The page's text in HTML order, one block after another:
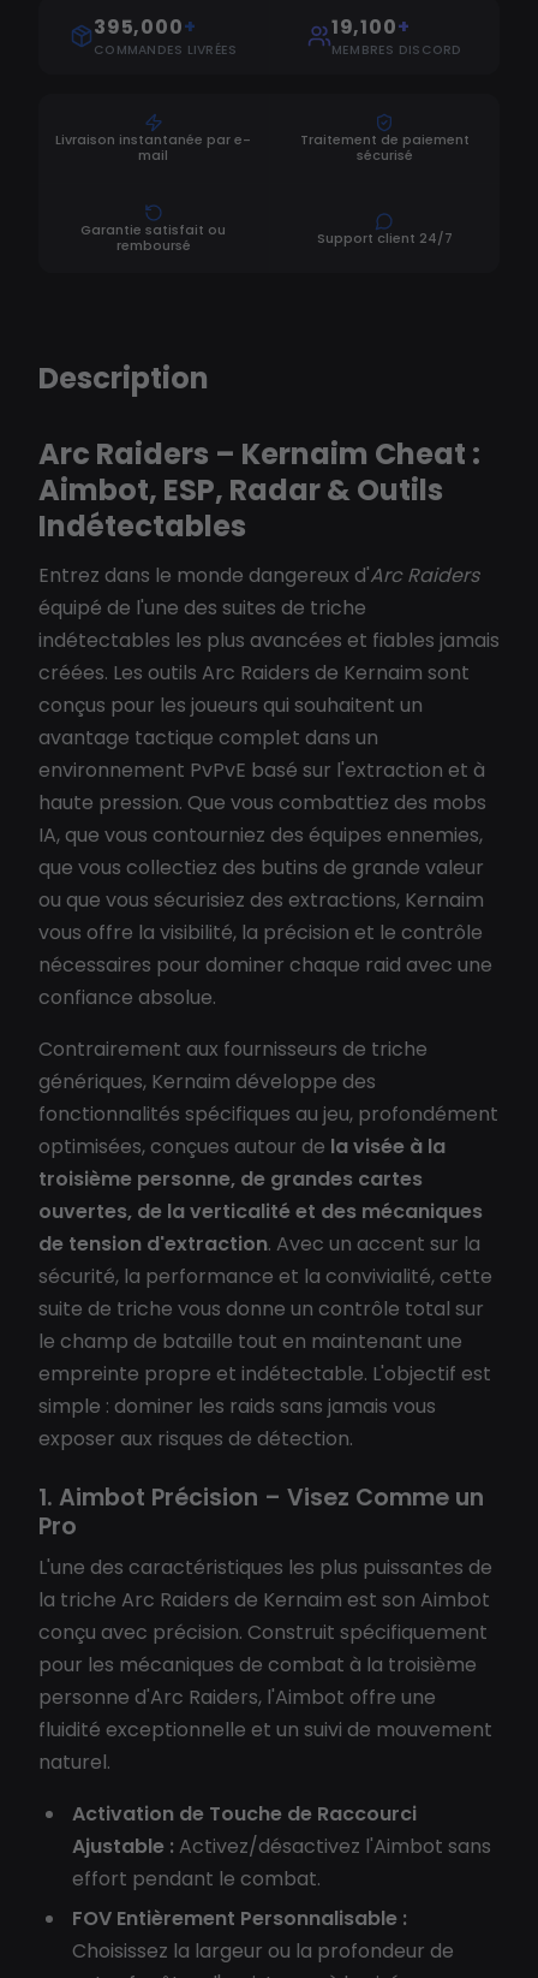
395,000+
COMMANDES LIVRÉES
19,100+
MEMBRES DISCORD
Livraison instantanée par e-
mail
Traitement de paiement
sécurisé
Garantie satisfait ou
remboursé
Support client 24/7
Description
Arc Raiders – Kernaim Cheat :
Aimbot, ESP, Radar & Outils
Indétectables
Entrez dans le monde dangereux d'Arc Raiders
équipé de l'une des suites de triche
indétectables les plus avancées et fiables jamais
créées. Les outils Arc Raiders de Kernaim sont
conçus pour les joueurs qui souhaitent un
avantage tactique complet dans un
environnement PvPvE basé sur l'extraction et à
haute pression. Que vous combattiez des mobs
IA, que vous contourniez des équipes ennemies,
que vous collectiez des butins de grande valeur
ou que vous sécurisiez des extractions, Kernaim
vous offre la visibilité, la précision et le contrôle
nécessaires pour dominer chaque raid avec une
confiance absolue.
Contrairement aux fournisseurs de triche
génériques, Kernaim développe des
fonctionnalités spécifiques au jeu, profondément
optimisées, conçues autour de la visée à la
troisième personne, de grandes cartes
ouvertes, de la verticalité et des mécaniques
de tension d'extraction. Avec un accent sur la
sécurité, la performance et la convivialité, cette
suite de triche vous donne un contrôle total sur
le champ de bataille tout en maintenant une
empreinte propre et indétectable. L'objectif est
simple : dominer les raids sans jamais vous
exposer aux risques de détection.
1. Aimbot Précision – Visez Comme un
Pro
L'une des caractéristiques les plus puissantes de
la triche Arc Raiders de Kernaim est son Aimbot
conçu avec précision. Construit spécifiquement
pour les mécaniques de combat à la troisième
personne d'Arc Raiders, l'Aimbot offre une
fluidité exceptionnelle et un suivi de mouvement
naturel.
Activation de Touche de Raccourci
Ajustable : Activez/désactivez l'Aimbot sans
effort pendant le combat.
FOV Entièrement Personnalisable :
Choisissez la largeur ou la profondeur de